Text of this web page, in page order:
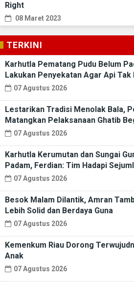
Right
08 Maret 2023
TERKINI
Karhutla Pematang Pudu Belum
Lakukan Penyekatan Agar Api
07 Agustus 2026
Lestarikan Tradisi Menolak Bala,
Matangkan Pelaksanaan Ghatib
07 Agustus 2026
Karhutla Kerumutan dan Sungai
Padam, Ferdian: Tim Hadapi
07 Agustus 2026
Besok Malam Dilantik, Amran
Lebih Solid dan Berdaya Guna
07 Agustus 2026
Kemenkum Riau Dorong
Anak
07 Agustus 2026